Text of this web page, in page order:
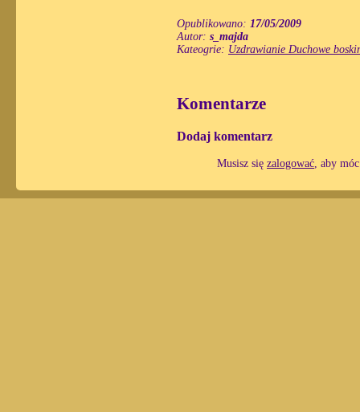
Opublikowano: 17/05/2009
Autor: s_majda
Kateogrie: Uzdrawianie Duchowe
Komentarze
Dodaj komentarz
Musisz się zalogować, aby